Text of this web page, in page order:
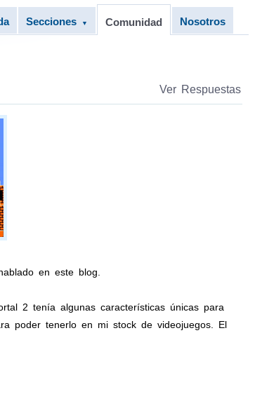
Secciones ▼ Comunidad Nosotros
Ver Respuestas
en este blog.
2 tenía algunas características únicas para
poder tenerlo en mi stock de videojuegos. El